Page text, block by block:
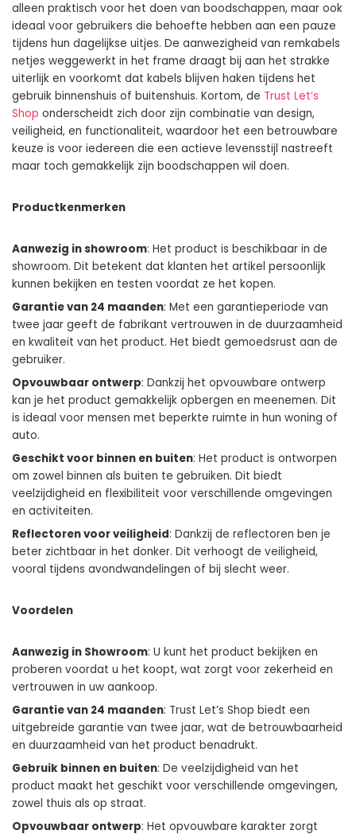
alleen praktisch voor het doen van boodschappen, maar ook
ideaal voor gebruikers die behoefte hebben aan een pauze
tijdens hun dagelijkse uitjes. De aanwezigheid van remkabels
netjes weggewerkt in het frame draagt bij aan het strakke
uiterlijk en voorkomt dat kabels blijven haken tijdens het
gebruik binnenshuis of buitenshuis. Kortom, de Trust Let’s
Shop onderscheidt zich door zijn combinatie van design,
veiligheid, en functionaliteit, waardoor het een betrouwbare
keuze is voor iedereen die een actieve levensstijl nastreeft
maar toch gemakkelijk zijn boodschappen wil doen.
Productkenmerken
Aanwezig in showroom: Het product is beschikbaar in de
showroom. Dit betekent dat klanten het artikel persoonlijk
kunnen bekijken en testen voordat ze het kopen.
Garantie van 24 maanden: Met een garantieperiode van
twee jaar geeft de fabrikant vertrouwen in de duurzaamheid
en kwaliteit van het product. Het biedt gemoedsrust aan de
gebruiker.
Opvouwbaar ontwerp: Dankzij het opvouwbare ontwerp
kan je het product gemakkelijk opbergen en meenemen. Dit
is ideaal voor mensen met beperkte ruimte in hun woning of
auto.
Geschikt voor binnen en buiten: Het product is ontworpen
om zowel binnen als buiten te gebruiken. Dit biedt
veelzijdigheid en flexibiliteit voor verschillende omgevingen
en activiteiten.
Reflectoren voor veiligheid: Dankzij de reflectoren ben je
beter zichtbaar in het donker. Dit verhoogt de veiligheid,
vooral tijdens avondwandelingen of bij slecht weer.
Voordelen
Aanwezig in Showroom: U kunt het product bekijken en
proberen voordat u het koopt, wat zorgt voor zekerheid en
vertrouwen in uw aankoop.
Garantie van 24 maanden: Trust Let’s Shop biedt een
uitgebreide garantie van twee jaar, wat de betrouwbaarheid
en duurzaamheid van het product benadrukt.
Gebruik binnen en buiten: De veelzijdigheid van het
product maakt het geschikt voor verschillende omgevingen,
zowel thuis als op straat.
Opvouwbaar ontwerp: Het opvouwbare karakter zorgt